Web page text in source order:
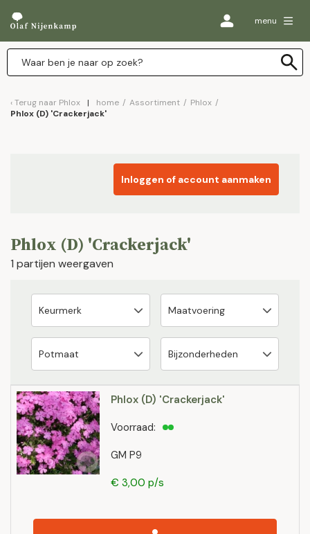
menu
Terug naar Phlox home / Assortiment / Phlox /
Phlox (D) 'Crackerjack'
Inloggen of account aanmaken
Phlox (D) 'Crackerjack'
1 partijen weergaven
Phlox (D) 'Crackerjack'
GM P9
Voorraad:
€ 3,00 p/s